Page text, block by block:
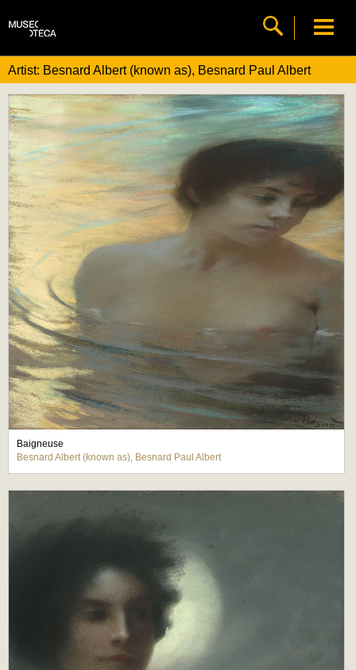
Artist: Besnard Albert (known as), Besnard Paul Albert
Baigneuse
Besnard Albert (known as), Besnard Paul Albert